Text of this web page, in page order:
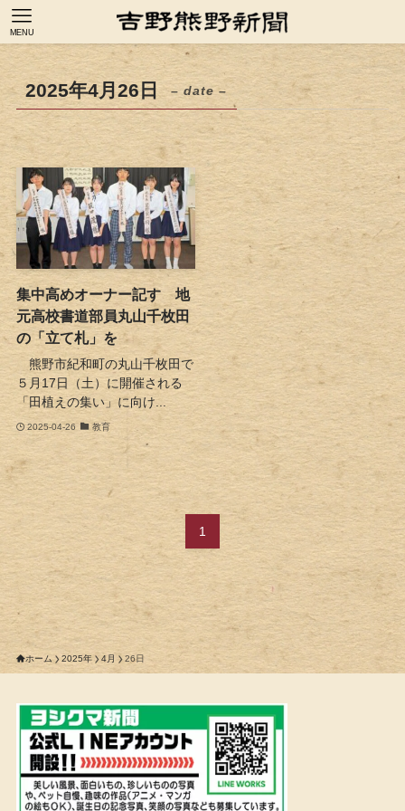
MENU
2025年4月26日 – date –
集中高めオーナー記す 地
元高校書道部員丸山千枚田
の「立て札」を
熊野市紀和町の丸山千枚田で
５月17日（土）に開催される
「田植えの集い」に向け...
2025-04-26 教育
1
ホーム 2025年 4月 26日